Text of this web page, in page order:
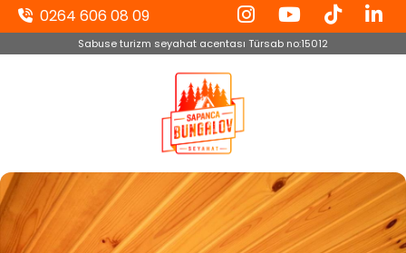
0264 606 08 09
Sabuse turizm seyahat acentası Türsab no:15012